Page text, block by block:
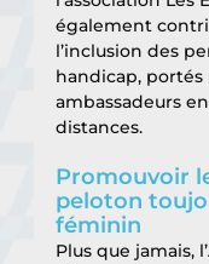
également
l’inclusion des
handicap, portés
ambassadeurs
distances.
Promouvoir
peloton
féminin
Plus que jamais,